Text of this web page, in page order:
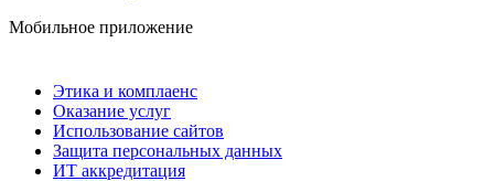
Мобильное приложение
Этика и комплаенс
Оказание услуг
Использование сайтов
Защита персональных данных
ИТ аккредитация